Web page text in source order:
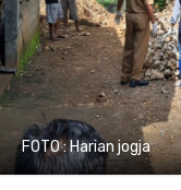
FOTO : Harian jogja